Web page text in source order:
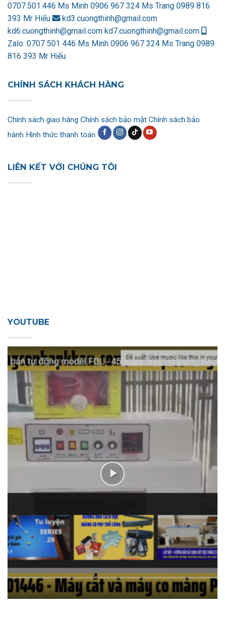
0707.501.446 Ms Minh 0906 967 324 Ms Trang 0989 816
393 Mr Hiếu
kd3.cuongthinh@gmail.com
kd6.cuongthinh@gmail.com kd7.cuongthinh@gmail.com
Zalo: 0707 501 446 Ms Minh 0906 967 324 Ms Trang 0989
816 393 Mr Hiếu
CHÍNH SÁCH KHÁCH HÀNG
Chính sách giao hàng Chính sách bảo mật Chính sách bảo
hành Hình thức thanh toán
LIÊN KẾT VỚI CHÚNG TÔI
YOUTUBE